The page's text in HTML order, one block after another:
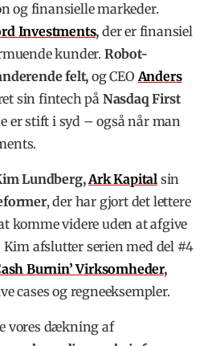
og finansielle markeder.
Investments, der er finansiel
kunder. Robot-
felt,og CEOAnders
sin fintech påNasdaq First
er stift i syd – også når man
Lundberg,Ark Kapital sin
, der har gjort det lettere
komme videre uden at afgive
afslutter serien med del #4
Burnin’ Virksomheder,
cases og regneeksempler.
vores dækning af